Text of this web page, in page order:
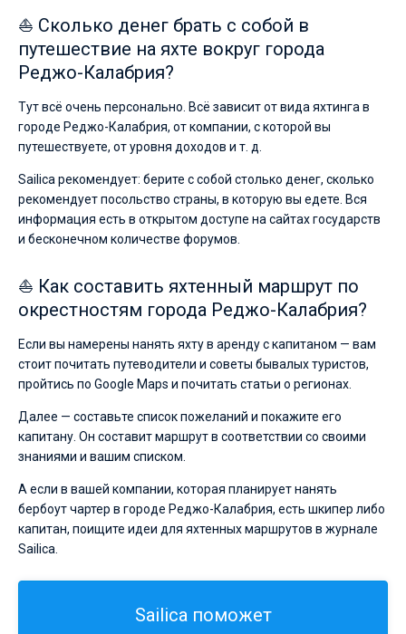
⛵ Сколько денег брать с собой в
путешествие на яхте вокруг города
Реджо-Калабрия?
Тут всё очень персонально. Всё зависит от вида яхтинга в
городе Реджо-Калабрия, от компании, с которой вы
путешествуете, от уровня доходов и т. д.
Sailica рекомендует: берите с собой столько денег, сколько
рекомендует посольство страны, в которую вы едете. Вся
информация есть в открытом доступе на сайтах государств
и бесконечном количестве форумов.
⛵ Как составить яхтенный маршрут по
окрестностям города Реджо-Калабрия?
Если вы намерены нанять яхту в аренду с капитаном — вам
стоит почитать путеводители и советы бывалых туристов,
пройтись по Google Maps и почитать статьи о регионах.
Далее — составьте список пожеланий и покажите его
капитану. Он составит маршрут в соответствии со своими
знаниями и вашим списком.
А если в вашей компании, которая планирует нанять
бербоут чартер в городе Реджо-Калабрия, есть шкипер либо
капитан, поищите идеи для яхтенных маршрутов в журнале
Sailica.
Sailica поможет